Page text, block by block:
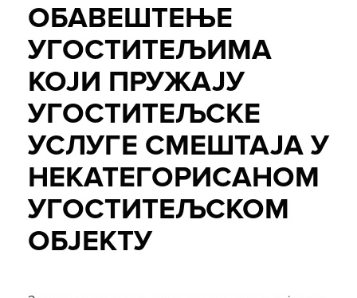
ОБАВЕШТЕЊЕ
УГОСТИТЕЉИМА
КОЈИ ПРУЖАЈУ
УГОСТИТЕЉСКЕ
УСЛУГЕ СМЕШТАЈА У
НЕКАТЕГОРИСАНОМ
УГОСТИТЕЉСКОМ
ОБЈЕКТУ